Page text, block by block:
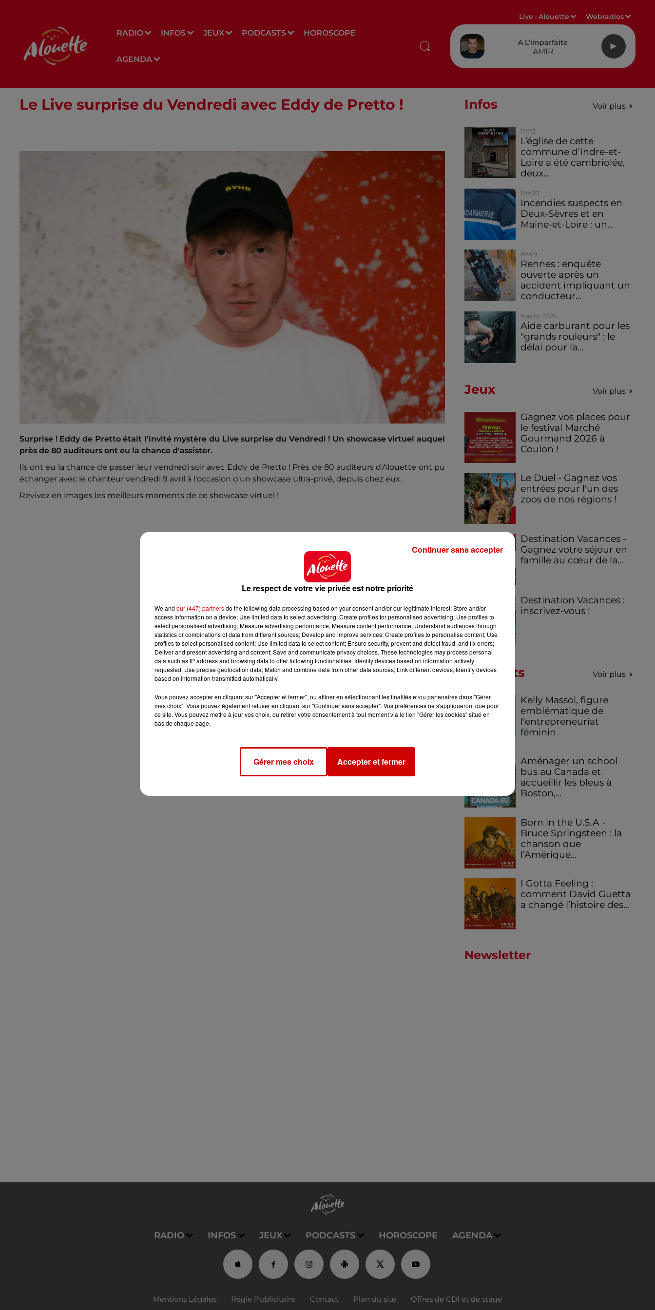
RADIO INFOS JEUX PODCASTS HOROSCOPE
AGENDA
Live :Alouette Webradios
A L'imparfaite
AMIR
Le Live surprise du Vendredi avec Eddy de Pretto !
Surprise ! Eddy de Pretto était l'invité mystère du Live surprise du Vendredi ! Un showcase virtuel auquel
près de 80 auditeurs ont eu la chance d'assister.
Ils ont eu la chance de passer leur vendredi soir avec Eddy de Pretto ! Près de 80 auditeurs d'Alouette ont pu
échanger avec le chanteur vendredi 9 avril à l'occasion d'un showcase ultra-privé, depuis chez eux.
Revivez en images les meilleurs moments de ce showcase virtuel !
Infos Voir plus
11h12
L’église de cette
commune d’Indre-et-
Loire a été cambriolée,
deux...
10h20
Incendies suspects en
Deux-Sèvres et en
Maine-et-Loire : un...
8h49
Rennes : enquête
ouverte après un
accident impliquant un
conducteur...
8 août 2026
Aide carburant pour les
"grands rouleurs" : le
délai pour la...
Jeux Voir plus
Gagnez vos places pour
le festival Marché
Gourmand 2026 à
Coulon !
Le Duel - Gagnez vos
entrées pour l'un des
zoos de nos régions !
Destination Vacances -
Gagnez votre séjour en
famille au cœur de la...
Destination Vacances :
inscrivez-vous !
Podcasts Voir plus
Kelly Massol, figure
emblématique de
l'entrepreneuriat
féminin
Aménager un school
bus au Canada et
accueillir les bleus à
Boston,...
Born in the U.S.A -
Bruce Springsteen : la
chanson que
l’Amérique...
I Gotta Feeling :
comment David Guetta
a changé l’histoire des...
Newsletter
RADIO INFOS JEUX PODCASTS HOROSCOPE AGENDA
Mentions Légales Régie Publicitaire Contact Plan du site Offres de CDI et de stage
Le respect de votre vie privée est notre priorité
We and our (447) partnersdo the following data processing based on your consent and/or our legitimate interest: Store and/or
access information on a device; Use limited data to select advertising; Create profiles for personalised advertising; Use profiles to
select personalised advertising; Measure advertising performance; Measure content performance; Understand audiences through
statistics or combinations of data from different sources; Develop and improve services; Create profiles to personalise content; Use
profiles to select personalised content; Use limited data to select content; Ensure security, prevent and detect fraud, and fix errors;
Deliver and present advertising and content; Save and communicate privacy choices. These technologies may process personal
data such as IP address and browsing data to offer following functionalities: Identify devices based on information actively
requested; Use precise geolocation data; Match and combine data from other data sources; Link different devices; Identify devices
based on information transmitted automatically.
Vous pouvez accepter en cliquant sur "Accepter et fermer", ou affiner en sélectionnant les finalités et/ou partenaires dans "Gérer
mes choix". Vous pouvez également refuser en cliquant sur "Continuer sans accepter". Vos préférences ne s'appliqueront que pour
ce site. Vous pouvez mettre à jour vos choix, ou retirer votre consentement à tout moment via le lien "Gérer les cookies" situé en
bas de chaque page.
Gérer mes choix Accepter et fermer
Continuer sans accepter